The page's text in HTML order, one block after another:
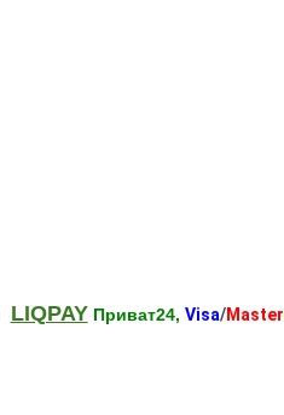
LIQPAY Приват24, Visa/Master